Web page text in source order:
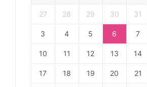
27 28 29 30 31
3 4 5 6 7
10 11 12 13 14
17 18 19 20 21